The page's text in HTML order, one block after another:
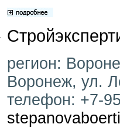
регион:
Воронеж, ул.
телефон: +7-